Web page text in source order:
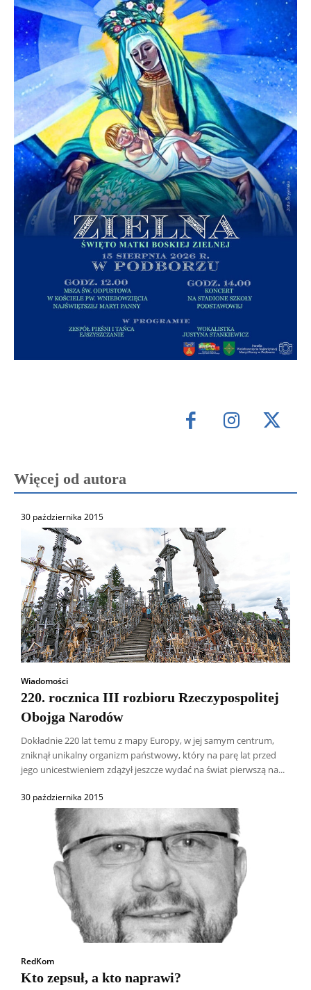
Więcej od autora
30 października 2015
Wiadomości
220. rocznica III rozbioru Rzeczypospolitej
Obojga Narodów
Dokładnie 220 lat temu z mapy Europy, w jej samym centrum,
zniknął unikalny organizm państwowy, który na parę lat przed
jego unicestwieniem zdążył jeszcze wydać na świat pierwszą na...
30 października 2015
RedKom
Kto zepsuł, a kto naprawi?